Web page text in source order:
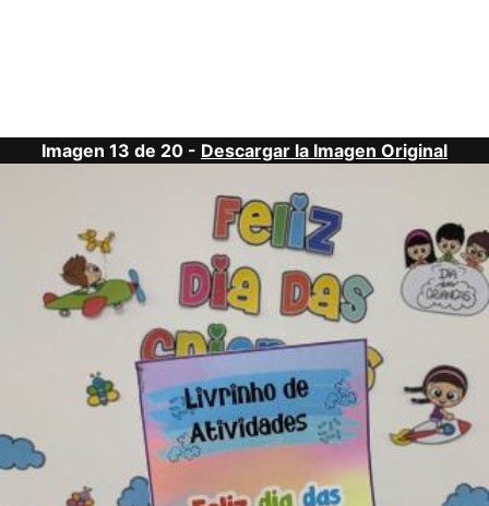
Imagen 13 de 20 - Descargar la Imagen Original